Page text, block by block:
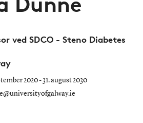
ved SDCO - Steno Diabetes
2020 - 31. august 2030